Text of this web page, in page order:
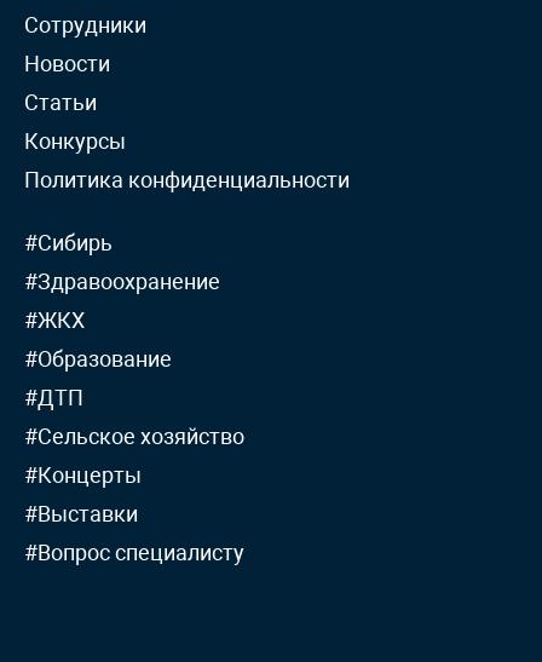
Сотрудники
Новости
Статьи
Конкурсы
Политика конфиденциальности
#Сибирь
#Здравоохранение
#ЖКХ
#Образование
#ДТП
#Сельское хозяйство
#Концерты
#Выставки
#Вопрос специалисту